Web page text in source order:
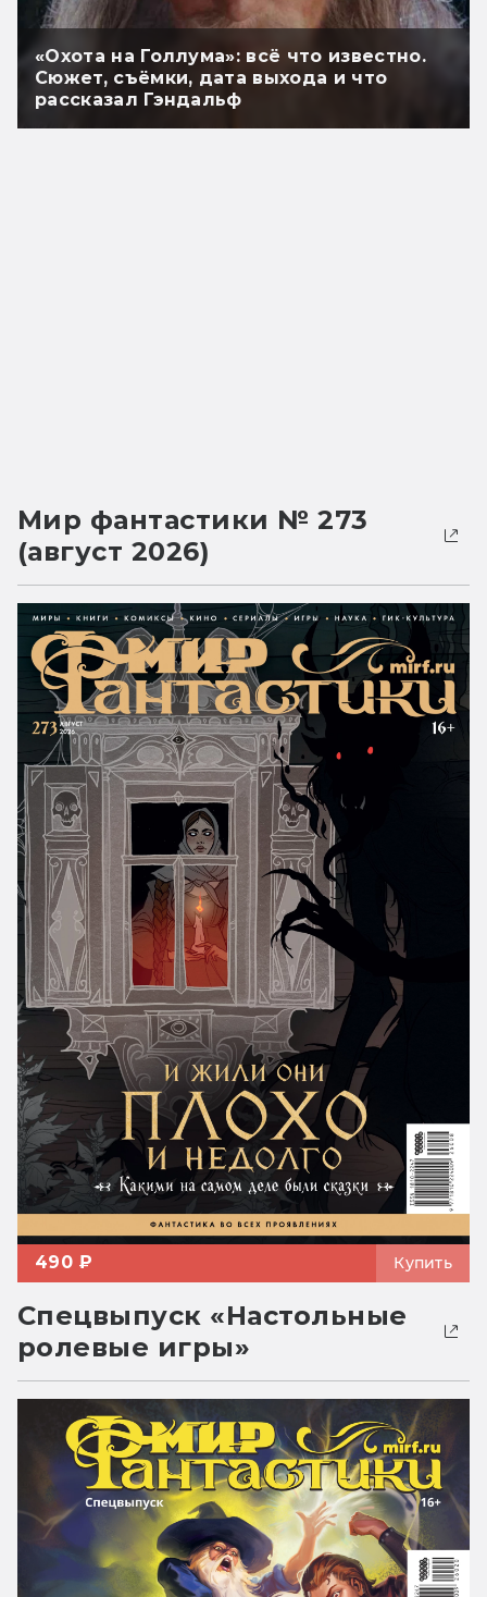
«Охота на Голлума»: всё что известно.
Сюжет, съёмки, дата выхода и что
рассказал Гэндальф
Мир фантастики № 273
(август 2026)
490 ₽ Купить
Спецвыпуск «Настольные
ролевые игры»